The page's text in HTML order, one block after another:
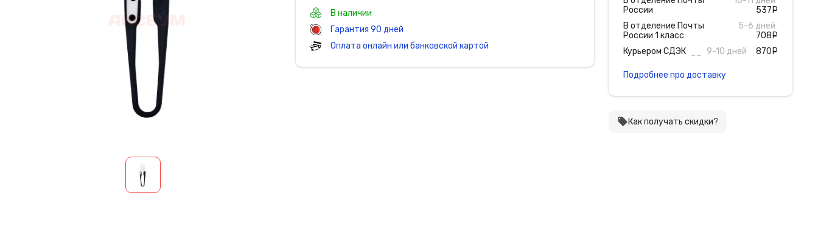
В наличии
Гарантия 90 дней
Оплата онлайн или банковской картой
России
537
В отделение Почты
России 1 класс
5-6 дней
708
Курьером СДЭК
9-10 дней 870
Подробнее про доставку
local_offerКак получать скидки?